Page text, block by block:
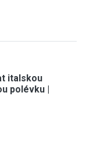
italskou
polévku |